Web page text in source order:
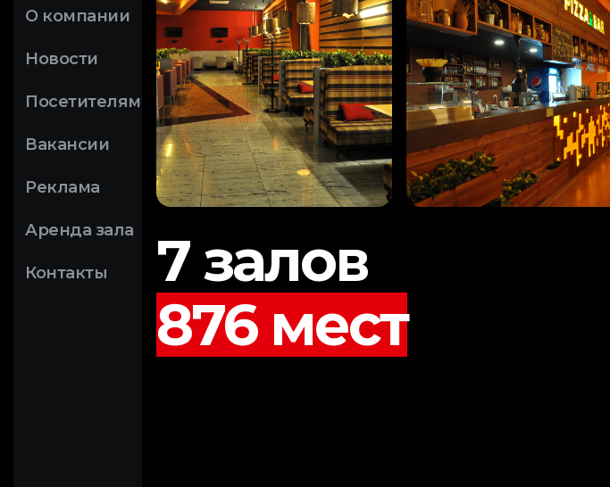
О компании
Новости
Посетителям
Вакансии
Реклама
Аренда зала
Контакты
7 залов
876 мест